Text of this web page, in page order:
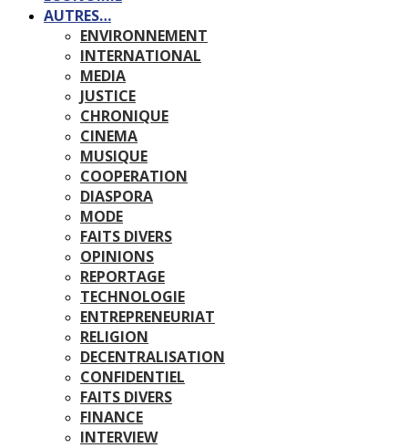
AUTRES…
ENVIRONNEMENT
INTERNATIONAL
MEDIA
JUSTICE
CHRONIQUE
CINEMA
MUSIQUE
COOPERATION
DIASPORA
MODE
FAITS DIVERS
OPINIONS
REPORTAGE
TECHNOLOGIE
ENTREPRENEURIAT
RELIGION
DECENTRALISATION
CONFIDENTIEL
FAITS DIVERS
FINANCE
INTERVIEW